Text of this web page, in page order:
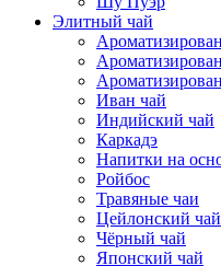
Элитный чай
Иван чай
Индийский чай
Каркадэ
Напитки на
Ройбос
Травяные чаи
Цейлонский чай
Чёрный чай
Японский чай